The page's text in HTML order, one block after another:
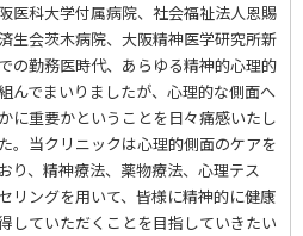
医科大学付属病院、社会福祉法人恩賜
生会茨木病院、大阪精神医学研究所新
の勤務医時代、あらゆる精神的心理的
んでまいりましたが、心理的な側面へ
に重要かということを日々痛感いたし
。当クリニックは心理的側面のケアを
り、精神療法、薬物療法、心理テス
リングを用いて、皆様に精神的に健康
していただくことを目指していきたい